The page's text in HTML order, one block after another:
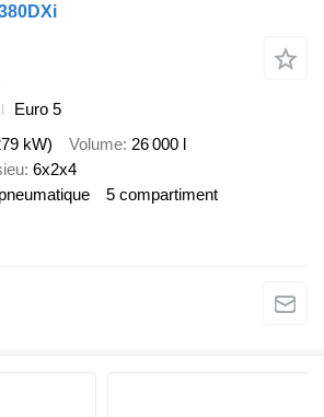
Euro 5
kW) Volume 26 000 l
6x2x4
5 compartiment